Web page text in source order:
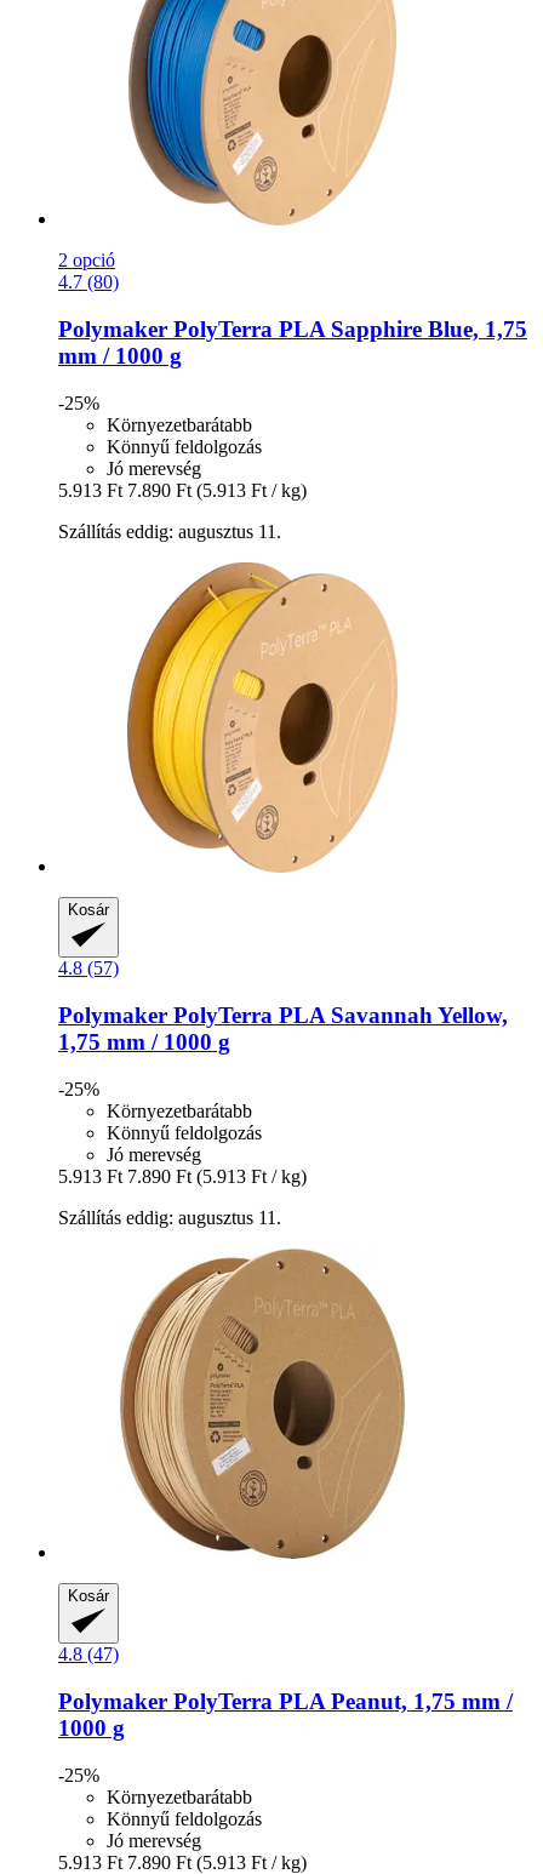
2 opció
4.7 (80)
Polymaker PolyTerra PLA Sapphire Blue, 1,75
mm / 1000 g
-25%
Környezetbarátabb
Könnyű feldolgozás
Jó merevség
5.913 Ft 7.890 Ft (5.913 Ft / kg)
Szállítás eddig: augusztus 11.
Kosár
4.8 (57)
Polymaker PolyTerra PLA Savannah Yellow,
1,75 mm / 1000 g
-25%
Környezetbarátabb
Könnyű feldolgozás
Jó merevség
5.913 Ft 7.890 Ft (5.913 Ft / kg)
Szállítás eddig: augusztus 11.
Kosár
4.8 (47)
Polymaker PolyTerra PLA Peanut, 1,75 mm /
1000 g
-25%
Környezetbarátabb
Könnyű feldolgozás
Jó merevség
5.913 Ft 7.890 Ft (5.913 Ft / kg)